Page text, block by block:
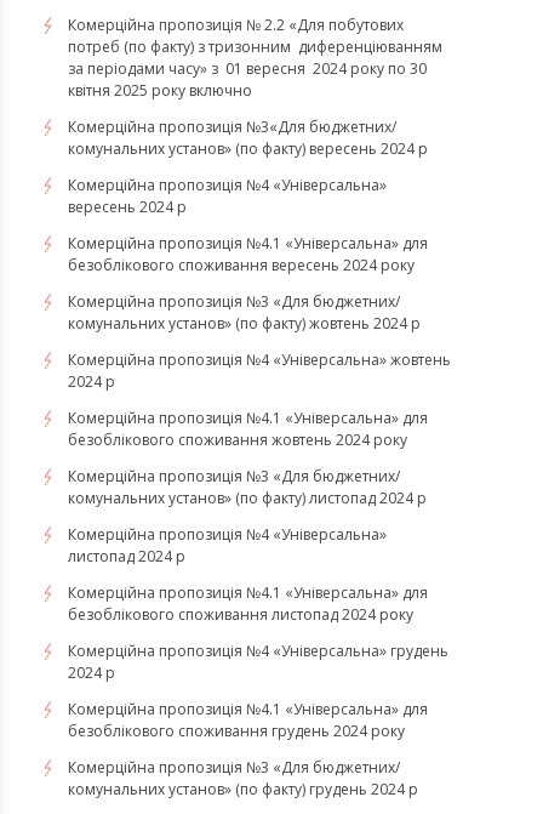
Комерційна пропозиція № 2.2 «Для побутових
потреб (по факту) з тризонним диференціюванням
за періодами часу» з 01 вересня 2024 року по 30
квітня 2025 року включно
Комерційна пропозиція №3«Для бюджетних/
комунальних установ» (по факту) вересень 2024 р
Комерційна пропозиція №4 «Універсальна»
вересень 2024 р
Комерційна пропозиція №4.1 «Універсальна» для
безоблікового споживання вересень 2024 року
Комерційна пропозиція №3 «Для бюджетних/
комунальних установ» (по факту) жовтень 2024 р
Комерційна пропозиція №4 «Універсальна» жовтень
2024 р
Комерційна пропозиція №4.1 «Універсальна» для
безоблікового споживання жовтень 2024 року
Комерційна пропозиція №3 «Для бюджетних/
комунальних установ» (по факту) листопад 2024 р
Комерційна пропозиція №4 «Універсальна»
листопад 2024 р
Комерційна пропозиція №4.1 «Універсальна» для
безоблікового споживання листопад 2024 року
Комерційна пропозиція №4 «Універсальна» грудень
2024 р
Комерційна пропозиція №4.1 «Універсальна» для
безоблікового споживання грудень 2024 року
Комерційна пропозиція №3 «Для бюджетних/
комунальних установ» (по факту) грудень 2024 р